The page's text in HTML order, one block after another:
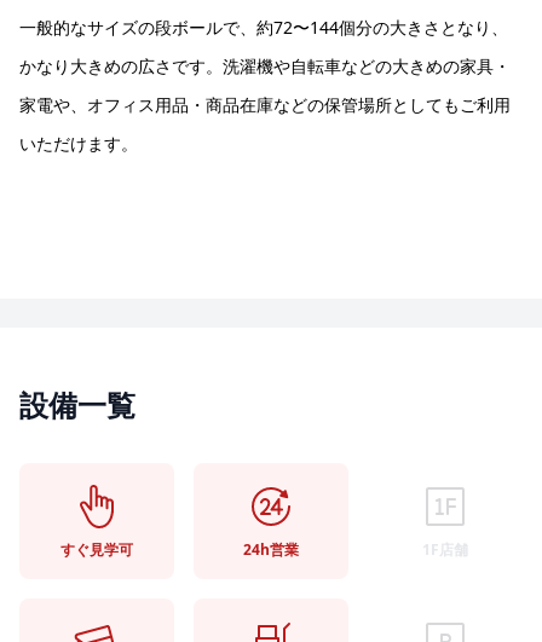
1
of
一般的なサイズの段ボールで、約72〜144個分の大きさとなり、
かなり大きめの広さです。洗濯機や自転車などの大きめの家具・
家電や、オフィス用品・商品在庫などの保管場所としてもご利用
いただけます。
設備一覧
すぐ見学可 24h営業 1F店舗